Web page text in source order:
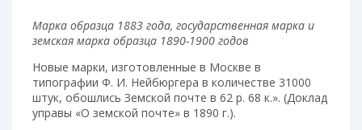
Марка образца 1883 года, государственная марка и
земская марка образца 1890-1900 годов
Новые марки, изготовленные в Москве в
типографии Ф. И. Нейбюргера в количестве 31000
штук, обошлись Земской почте в 62 р. 68 к.». (Доклад
управы «О земской почте» в 1890 г.).